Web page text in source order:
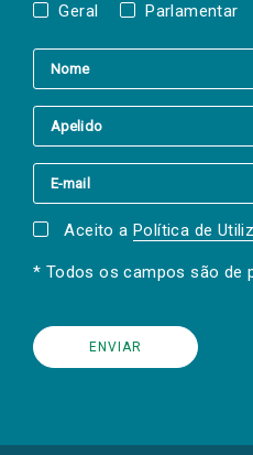
Geral Parlamentar
Aceito a Política de
* Todos os campos são de